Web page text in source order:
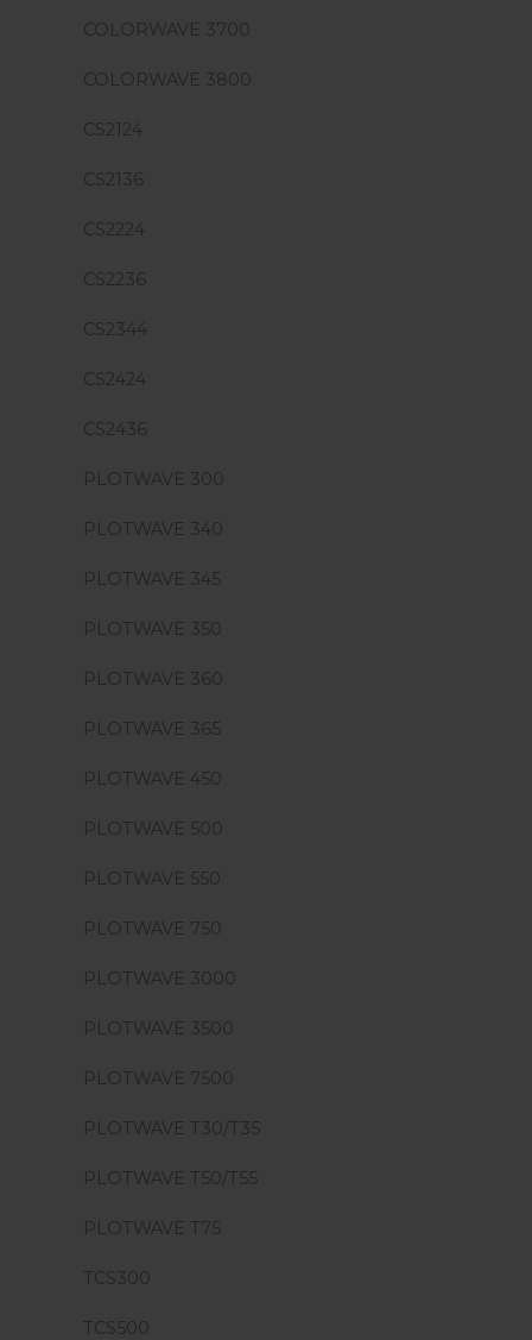
COLORWAVE 3700
COLORWAVE 3800
CS2124
CS2136
CS2224
CS2236
CS2344
CS2424
CS2436
PLOTWAVE 300
PLOTWAVE 340
PLOTWAVE 345
PLOTWAVE 350
PLOTWAVE 360
PLOTWAVE 365
PLOTWAVE 450
PLOTWAVE 500
PLOTWAVE 550
PLOTWAVE 750
PLOTWAVE 3000
PLOTWAVE 3500
PLOTWAVE 7500
PLOTWAVE T30/T35
PLOTWAVE T50/T55
PLOTWAVE T75
TCS300
TCS500